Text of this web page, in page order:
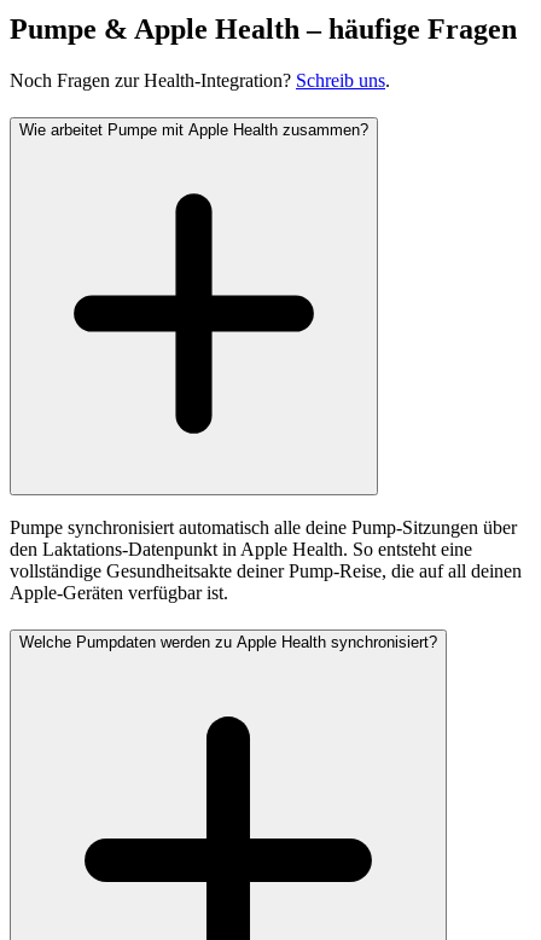
Pumpe & Apple Health – häufige Fragen
Noch Fragen zur Health-Integration? Schreib uns.
Wie arbeitet Pumpe mit Apple Health zusammen?
Pumpe synchronisiert automatisch alle deine Pump-Sitzungen über
den Laktations-Datenpunkt in Apple Health. So entsteht eine
vollständige Gesundheitsakte deiner Pump-Reise, die auf all deinen
Apple-Geräten verfügbar ist.
Welche Pumpdaten werden zu Apple Health synchronisiert?